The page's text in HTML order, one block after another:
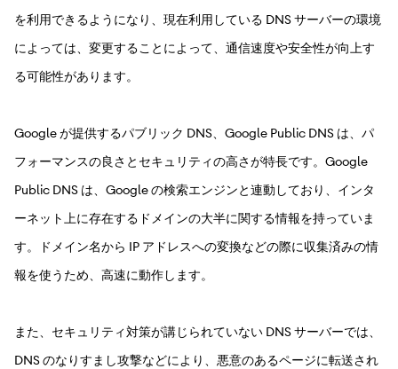
を利用できるようになり、現在利用している DNS サーバーの環境
によっては、変更することによって、通信速度や安全性が向上す
る可能性があります。
Google が提供するパブリック DNS、Google Public DNS は、パ
フォーマンスの良さとセキュリティの高さが特長です。Google
Public DNS は、Google の検索エンジンと連動しており、インタ
ーネット上に存在するドメインの大半に関する情報を持っていま
す。ドメイン名から IP アドレスへの変換などの際に収集済みの情
報を使うため、高速に動作します。
また、セキュリティ対策が講じられていない DNS サーバーでは、
DNS のなりすまし攻撃などにより、悪意のあるページに転送され